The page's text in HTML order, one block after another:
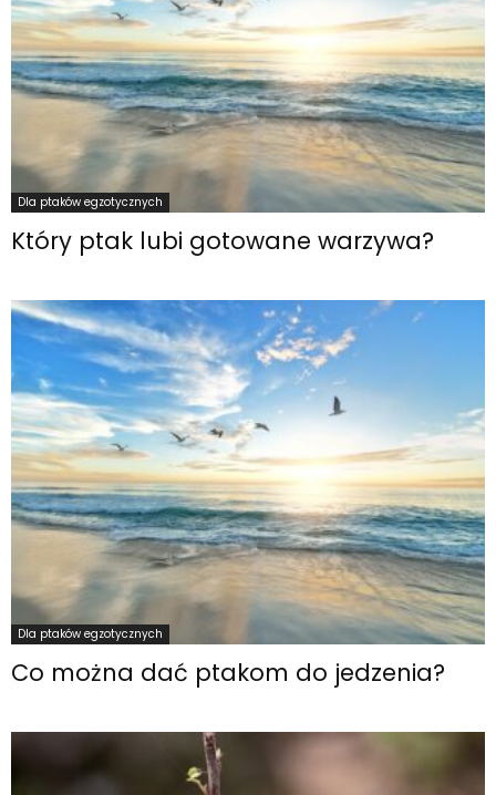
Dla ptaków egzotycznych
Który ptak lubi gotowane warzywa?
Dla ptaków egzotycznych
Co można dać ptakom do jedzenia?